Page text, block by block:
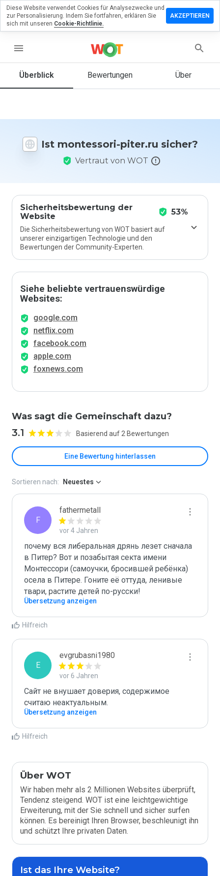
menu
Überblick Bewertungen Über
Ist montessori-piter.ru sicher?
Vertraut von WOT
Sicherheitsbewertung der
Website
53%
Die Sicherheitsbewertung von WOT basiert auf
unserer einzigartigen Technologie und den
Bewertungen der Community-Experten.
Siehe beliebte vertrauenswürdige
Websites:
google.com
netflix.com
facebook.com
apple.com
foxnews.com
Was sagt die Gemeinschaft dazu?
3.1 Basierend auf 2 Bewertungen
Eine Bewertung hinterlassen
eine
Wie
Sie diese
Website
auf einer
Sortieren nach: Neuestes
F
fathermetall
vor 4 Jahren
почему вся либеральная дрянь лезет сначала
в Питер? Вот и позабытая секта имени
Монтессори (самоучки, бросившей ребёнка)
осела в Питере. Гоните её оттуда, ленивые
твари, растите детей по-русски!
Übersetzung anzeigen
Hilfreich
E
evgrubasni1980
vor 6 Jahren
Сайт не внушает доверия, содержимое
считаю неактуальным.
Übersetzung anzeigen
Hilfreich
Über WOT
Wir haben mehr als 2 Millionen Websites überprüft,
Tendenz steigend. WOT ist eine leichtgewichtige
Erweiterung, mit der Sie schnell und sicher surfen
können. Es bereinigt Ihren Browser, beschleunigt ihn
und schützt Ihre privaten Daten.
Ist das Ihre Website?
Diese Website verwendet Cookies für Analysezwecke und
zur Personalisierung. Indem Sie fortfahren, erklären Sie
sich mit unseren Cookie-Richtlinie.
AKZEPTIEREN